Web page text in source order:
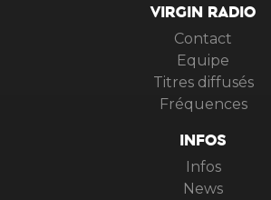
VIRGIN RADIO
Contact
Equipe
Titres diffusés
Fréquences
INFOS
Infos
News